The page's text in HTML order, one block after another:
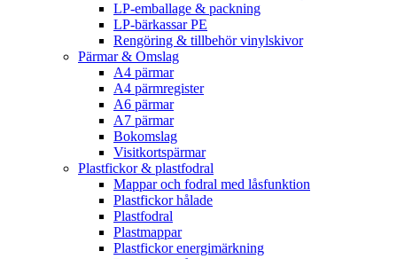
LP-emballage & packning
LP-bärkassar PE
Rengöring & tillbehör vinylskivor
Pärmar & Omslag
A4 pärmar
A4 pärmregister
A6 pärmar
A7 pärmar
Bokomslag
Visitkortspärmar
Plastfickor & plastfodral
Mappar och fodral med låsfunktion
Plastfickor hålade
Plastfodral
Plastmappar
Plastfickor energimärkning